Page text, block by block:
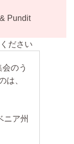
Pundit
ださい
のう
は、
ニア州